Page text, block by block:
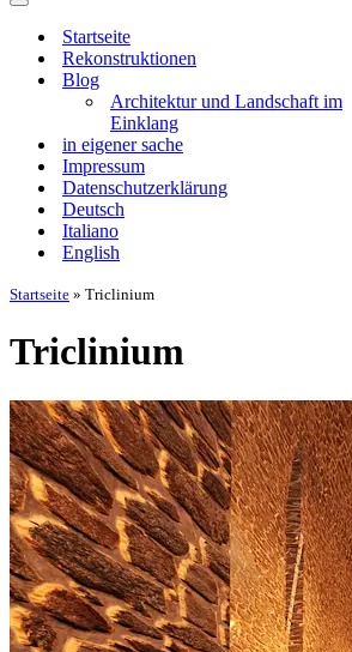
Navigationsmenü
Startseite
Rekonstruktionen
Blog
Architektur und Landschaft im
Einklang
in eigener sache
Impressum
Datenschutzerklärung
Deutsch
Italiano
English
Startseite » Triclinium
Triclinium